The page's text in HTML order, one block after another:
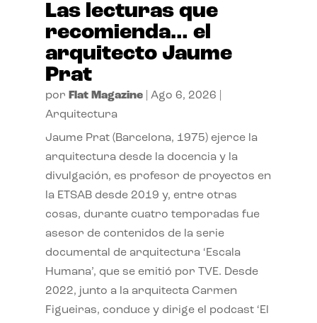
Las lecturas que
recomienda… el
arquitecto Jaume
Prat
por Flat Magazine| Ago 6, 2026
Arquitectura
Jaume Prat (Barcelona, 1975) ejerce la
arquitectura desde la docencia y la
divulgación, es profesor de proyectos en
la ETSAB desde 2019 y, entre otras
cosas, durante cuatro temporadas fue
asesor de contenidos de la serie
documental de arquitectura ‘Escala
Humana’, que se emitió por TVE. Desde
2022, junto a la arquitecta Carmen
Figueiras, conduce y dirige el podcast ‘El